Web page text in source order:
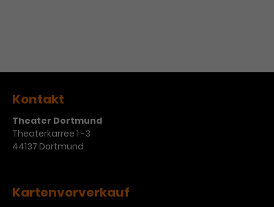
Kontakt
Theater Dortmund
Theaterkarree 1 -3
44137 Dortmund
Kartenvorverkauf